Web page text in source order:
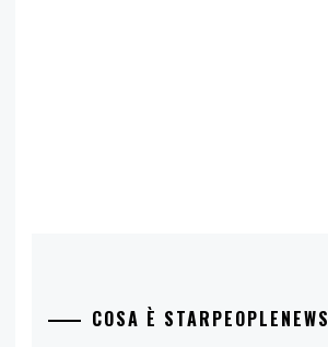
COSA È STARPEOPLENEWS